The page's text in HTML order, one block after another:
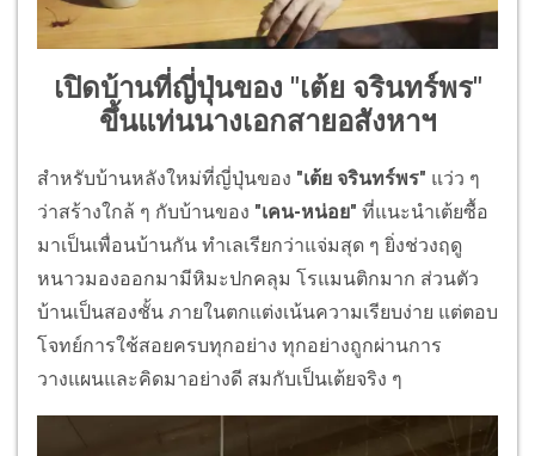
เปิดบ้านที่ญี่ปุ่นของ "เต้ย จรินทร์พร"
ขึ้นแท่นนางเอกสายอสังหาฯ
สำหรับบ้านหลังใหม่ที่ญี่ปุ่นของ "เต้ย จรินทร์พร" แว่ว ๆ
ว่าสร้างใกล้ ๆ กับบ้านของ "เคน-หน่อย" ที่แนะนำเต้ยซื้อ
มาเป็นเพื่อนบ้านกัน ทำเลเรียกว่าแจ่มสุด ๆ ยิ่งช่วงฤดู
หนาวมองออกมามีหิมะปกคลุม โรแมนติกมาก ส่วนตัว
บ้านเป็นสองชั้น ภายในตกแต่งเน้นความเรียบง่าย แต่ตอบ
โจทย์การใช้สอยครบทุกอย่าง ทุกอย่างถูกผ่านการ
วางแผนและคิดมาอย่างดี สมกับเป็นเต้ยจริง ๆ